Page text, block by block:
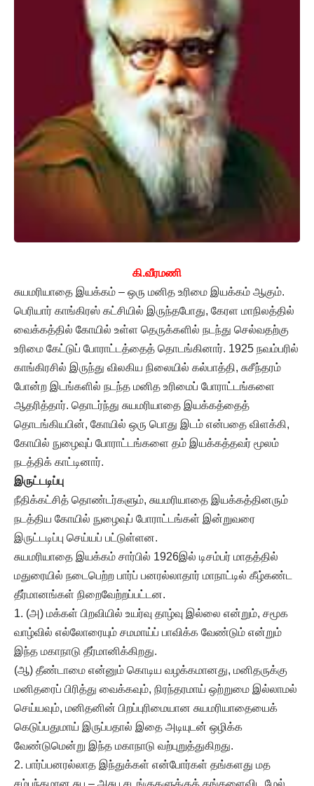
கி.வீரமணி
சுயமரியாதை இயக்கம் – ஒரு மனித உரிமை இயக்கம் ஆகும்.
பெரியார் காங்கிரஸ் கட்சியில் இருந்தபோது, கேரள மாநிலத்தில்
வைக்கத்தில் கோயில் உள்ள தெருக்களில் நடந்து செல்வதற்கு
உரிமை கேட்டுப் போராட்டத்தைத் தொடங்கினார். 1925 நவம்பரில்
காங்கிரசில் இருந்து விலகிய நிலையில் கல்பாத்தி, சுசீந்தரம்
போன்ற இடங்களில் நடந்த மனித உரிமைப் போராட்டங்களை
ஆதரித்தார். தொடர்ந்து சுயமரியாதை இயக்கத்தைத்
தொடங்கியபின், கோயில் ஒரு பொது இடம் என்பதை விளக்கி,
கோயில் நுழைவுப் போராட்டங்களை தம் இயக்கத்தவர் மூலம்
நடத்திக் காட்டினார்.
இருட்டடிப்பு
நீதிக்கட்சித் தொண்டர்களும், சுயமரியாதை இயக்கத்தினரும்
நடத்திய கோயில் நுழைவுப் போராட்டங்கள் இன்றுவரை
இருட்டடிப்பு செய்யப் பட்டுள்ளன.
சுயமரியாதை இயக்கம் சார்பில் 1926இல் டிசம்பர் மாதத்தில்
மதுரையில் நடைபெற்ற பார்ப் பனரல்லாதார் மாநாட்டில் கீழ்கண்ட
தீர்மானங்கள் நிறைவேற்றப்பட்டன.
1. (அ) மக்கள் பிறவியில் உயர்வு தாழ்வு இல்லை என்றும், சமூக
வாழ்வில் எல்லோரையும் சமமாய்ப் பாவிக்க வேண்டும் என்றும்
இந்த மகாநாடு தீர்மானிக்கிறது.
(ஆ) தீண்டாமை என்னும் கொடிய வழக்கமானது, மனிதருக்கு
மனிதரைப் பிரித்து வைக்கவும், நிரந்தரமாய் ஒற்றுமை இல்லாமல்
செய்யவும், மனிதனின் பிறப்புரிமையான சுயமரியாதையைக்
கெடுப்பதுமாய் இருப்பதால் இதை அடியுடன் ஒழிக்க
வேண்டுமென்று இந்த மகாநாடு வற்புறுத்துகிறது.
2. பார்ப்பனரல்லாத இந்துக்கள் என்போர்கள் தங்களது மத